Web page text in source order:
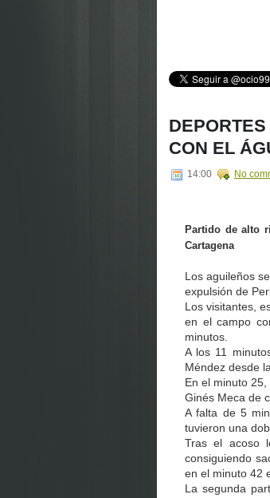
CON EL
14:00 No
Partido de alto
Cartagena
Los aguileños
expulsión de
Los visitantes,
en el campo
minutos.
A los 11
Méndez desde
En el minuto
Ginés Meca de
A falta de 5
tuvieron una
Tras el acoso
consiguiendo
en el minuto 42
La segunda